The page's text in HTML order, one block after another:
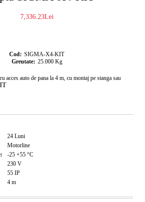
7,336.23Lei
Cod: SIGMA-X4-KIT
Greutate: 25.000 Kg
acces auto de pana la 4 m, cu montaj pe stanga sau
24 Luni
Motorline
-25 +55 °C
230 V
55 IP
4 m